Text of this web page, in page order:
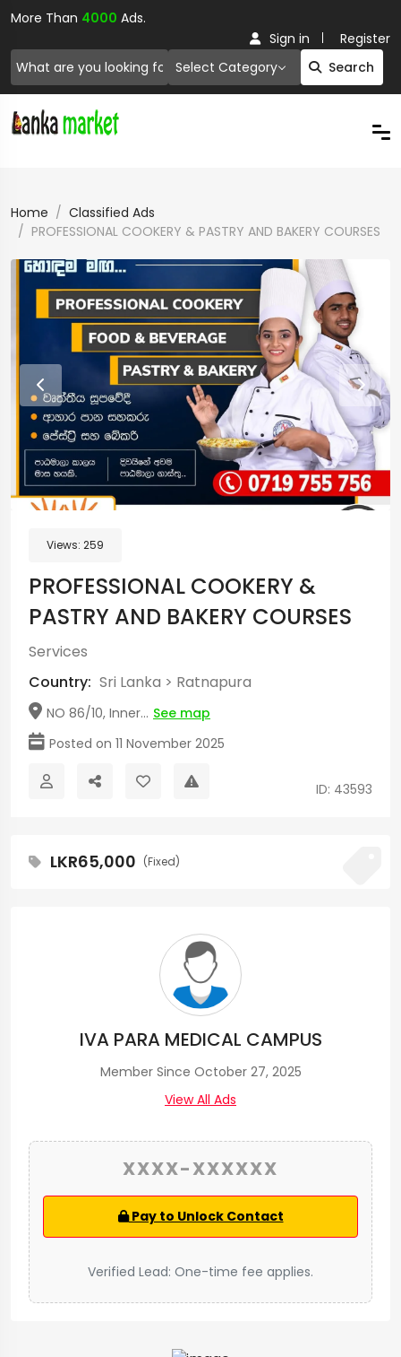
More Than 4000 Ads.
Select Category Search
Sign in Register
Home
Classified Ads
PROFESSIONAL COOKERY & PASTRY AND BAKERY COURSES
Views: 259
PROFESSIONAL COOKERY &
PASTRY AND BAKERY COURSES
Services
Country: Sri Lanka > Ratnapura
NO 86/10, Inner... See map
Posted on 11 November 2025
ID: 43593
LKR65,000 (Fixed)
IVA PARA MEDICAL CAMPUS
Member Since October 27, 2025
View All Ads
XXXX-XXXXXX
Pay to Unlock Contact
Verified Lead: One-time fee applies.